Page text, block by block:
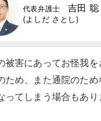
代表弁護士 吉田 聡
(よしだ さとし)
被害にあってお怪我
ため、また通院のた
ってしまう場合もあり